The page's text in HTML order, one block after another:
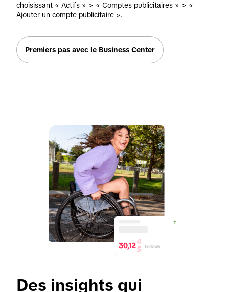
choisissant « Actifs » > « Comptes publicitaires » > «
Ajouter un compte publicitaire ».
Premiers pas avec le Business Center
Des insights qui